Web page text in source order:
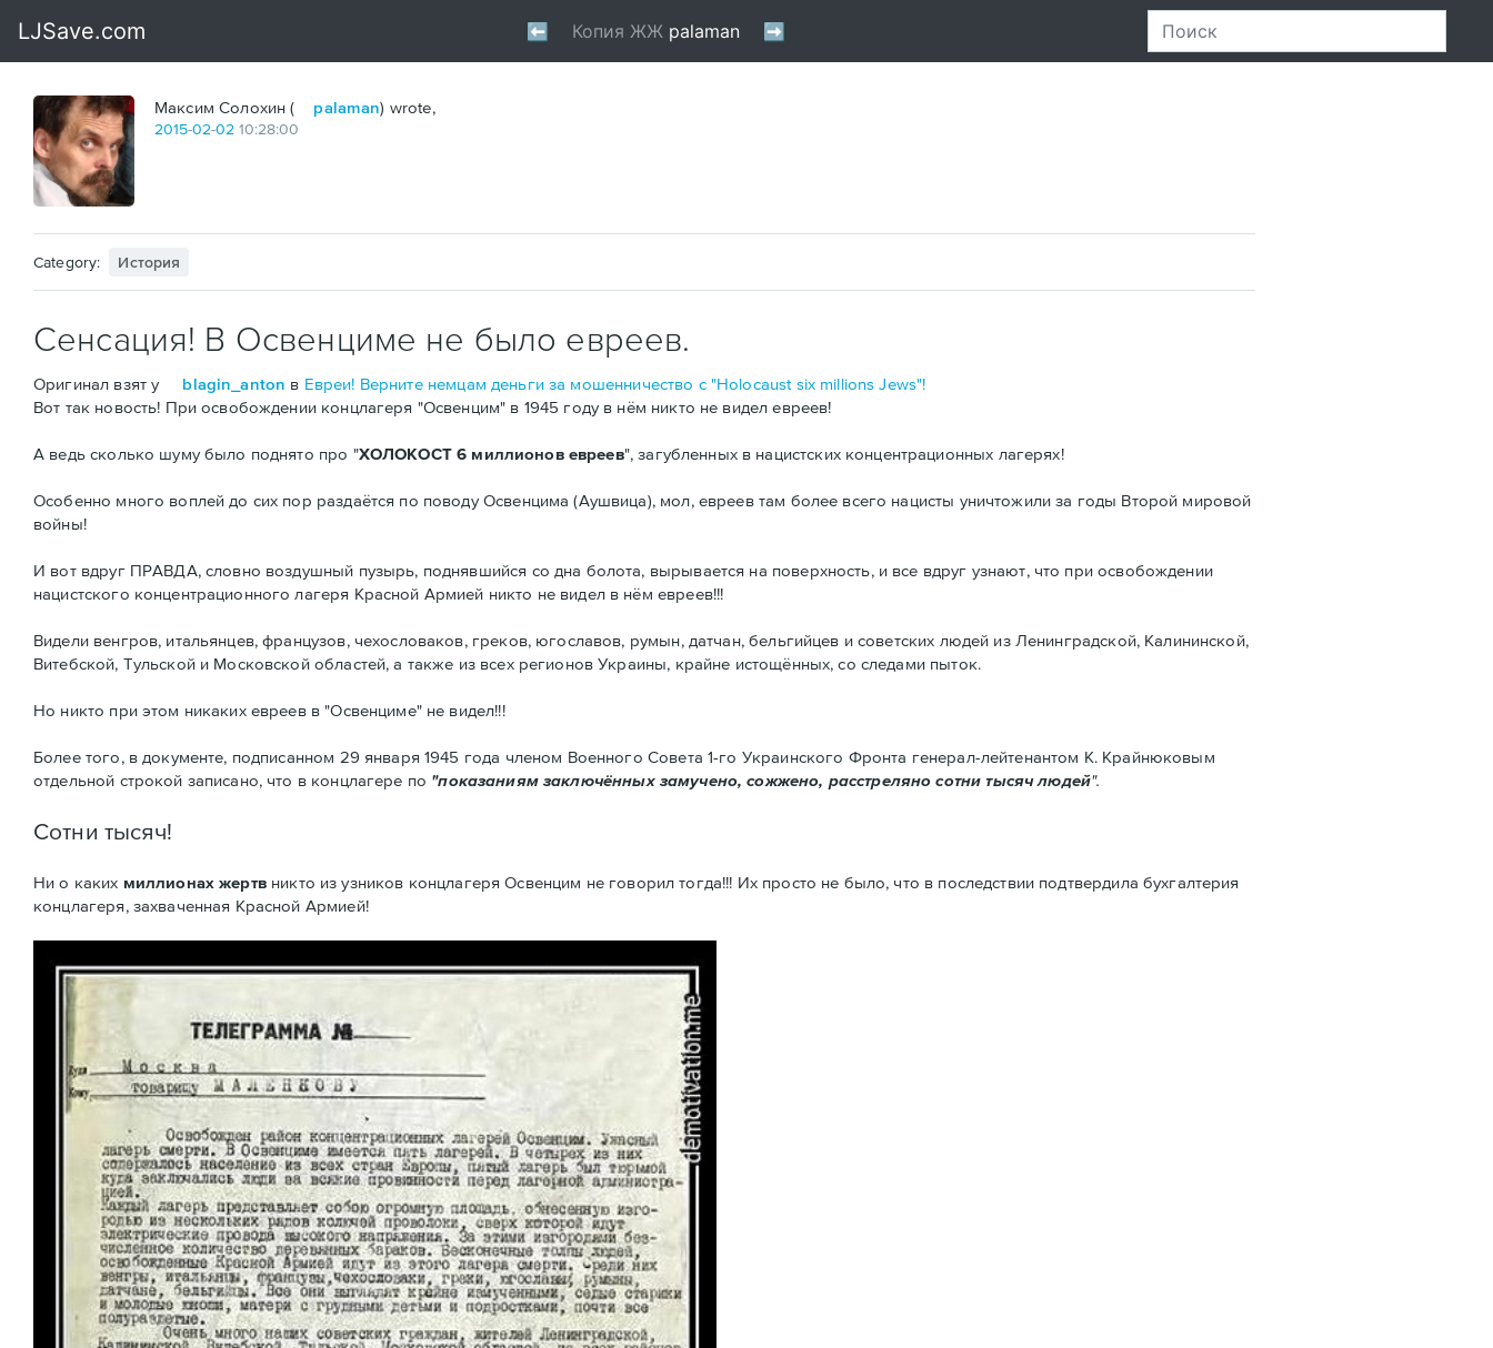
Максим Солохин ( palaman) wrote,
2015-02-02 10:28:00
Category: История
Сенсация! В Освенциме не было евреев.
Оригинал взят у blagin_anton в Евреи! Верните немцам деньги за мошенничество с "Holocaust six millions Jews"!
Вот так новость! При освобождении концлагеря "Освенцим" в 1945 году в нём никто не видел евреев!
А ведь сколько шуму было поднято про "ХОЛОКОСТ 6 миллионов евреев", загубленных в нацистских концентрационных лагерях!
Особенно много воплей до сих пор раздаётся по поводу Освенцима (Аушвица), мол, евреев там более всего нацисты уничтожили за годы Второй мировой
войны!
И вот вдруг ПРАВДА, словно воздушный пузырь, поднявшийся со дна болота, вырывается на поверхность, и все вдруг узнают, что при освобождении
нацистского концентрационного лагеря Красной Армией никто не видел в нём евреев!!!
Видели венгров, итальянцев, французов, чехословаков, греков, югославов, румын, датчан, бельгийцев и советских людей из Ленинградской, Калининской,
Витебской, Тульской и Московской областей, а также из всех регионов Украины, крайне истощённых, со следами пыток.
Но никто при этом никаких евреев в "Освенциме" не видел!!!
Более того, в документе, подписанном 29 января 1945 года членом Военного Совета 1-го Украинского Фронта генерал-лейтенантом К. Крайнюковым
отдельной строкой записано, что в концлагере по "показаниям заключённых замучено, сожжено, расстреляно сотни тысяч людей".
Сотни тысяч!
Ни о каких миллионах жертвникто из узников концлагеря Освенцим не говорил тогда!!! Их просто не было, что в последствии подтвердила бухгалтерия
концлагеря, захваченная Красной Армией!